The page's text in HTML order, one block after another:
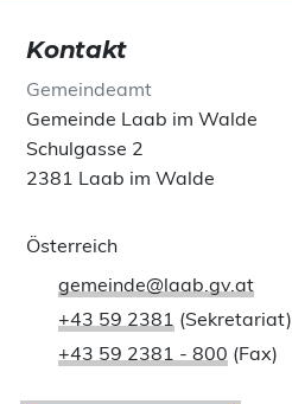
Kontakt
Gemeindeamt
Gemeinde Laab im Walde
Schulgasse 2
2381 Laab im Walde
Österreich
gemeinde@laab.gv.at
+43 59 2381 (Sekretariat)
+43 59 2381 - 800 (Fax)